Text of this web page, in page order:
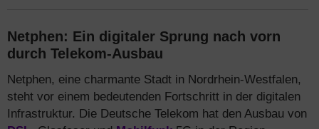
Netphen: Ein digitaler Sprung nach vorn
durch Telekom-Ausbau
Netphen, eine charmante Stadt in Nordrhein-Westfalen,
steht vor einem bedeutenden Fortschritt in der digitalen
Infrastruktur. Die Deutsche Telekom hat den Ausbau von